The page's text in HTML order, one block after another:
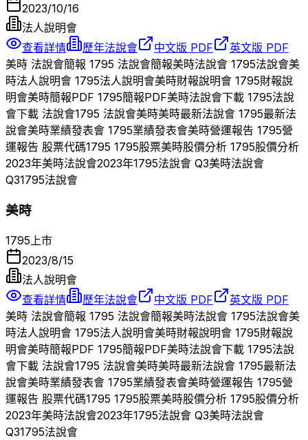
2023/10/16
法人說明會
查看詳情
歷年法說會 中文版 PDF
英文版 PDF
美時 法說會簡報 1795 法說會簡報美時法說會 1795法說會美
時法人說明會 1795法人說明會美時財報說明會 1795財報說
明會美時簡報PDF 1795簡報PDF美時法說會下載 1795法說
會下載 法說會1795 法說會美時美時最新法說會 1795最新法
說會美時業績發表會 1795業績發表會美時營運報告 1795營
運報告 股票代碼1795 1795股票美時股價分析 1795股價分析
2023年美時法說會2023年1795法說會 Q3美時法說會
Q31795法說會
美時
1795上市
2023/8/15
法人說明會
查看詳情
歷年法說會 中文版 PDF
英文版 PDF
美時 法說會簡報 1795 法說會簡報美時法說會 1795法說會美
時法人說明會 1795法人說明會美時財報說明會 1795財報說
明會美時簡報PDF 1795簡報PDF美時法說會下載 1795法說
會下載 法說會1795 法說會美時美時最新法說會 1795最新法
說會美時業績發表會 1795業績發表會美時營運報告 1795營
運報告 股票代碼1795 1795股票美時股價分析 1795股價分析
2023年美時法說會2023年1795法說會 Q3美時法說會
Q31795法說會